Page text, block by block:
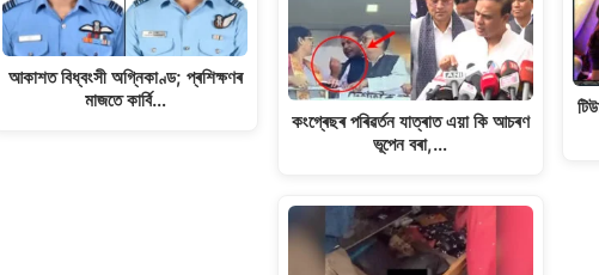
আকাশত বিধ্বংসী অগ্নিকাণ্ড; প্ৰশিক্ষণৰ
মাজতে কাৰ্বি…
কংগ্ৰেছৰ পৰিৱৰ্তন যাত্ৰাত এয়া কি আচৰণ
ভূপেন বৰা,…